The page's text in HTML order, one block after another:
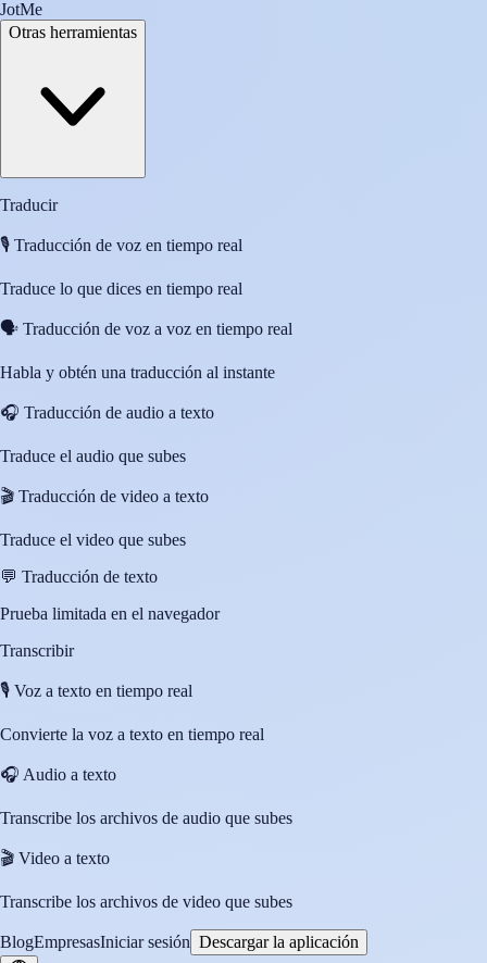
JotMe
Otras herramientas
Traducir
🎙️ Traducción de voz en tiempo real
Traduce lo que dices en tiempo real
🗣️ Traducción de voz a voz en tiempo real
Habla y obtén una traducción al instante
🎧 Traducción de audio a texto
Traduce el audio que subes
🎬 Traducción de video a texto
Traduce el video que subes
💬 Traducción de texto
Prueba limitada en el navegador
Transcribir
🎙️ Voz a texto en tiempo real
Convierte la voz a texto en tiempo real
🎧 Audio a texto
Transcribe los archivos de audio que subes
🎬 Video a texto
Transcribe los archivos de video que subes
BlogEmpresasIniciar sesión Descargar la aplicación